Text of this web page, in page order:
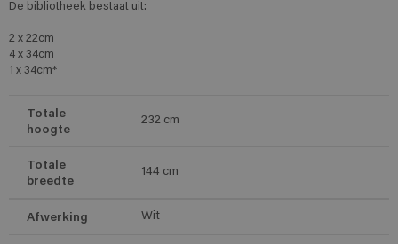
De bibliotheek bestaat uit:
2 x 22cm
4 x 34cm
1 x 34cm*
Totale
hoogte
232 cm
Totale
breedte
144 cm
Afwerking Wit